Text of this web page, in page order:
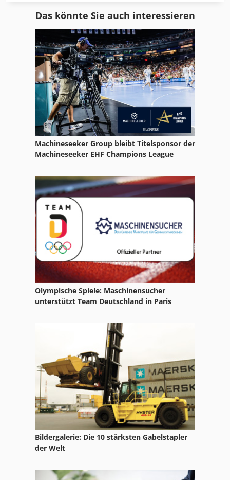
Ka 77
L Z Drehmaschine
Leit Und Zugspindeldrehmaschine
Lz 300
Nc Fräsmaschine
Nzm 11 400
Schlitz Und Zapfenmaschine
Schuhmachermaschine Fraes Und Schleifmaschine
Tur 560
Zftk 250
Zftk 500
Zug Und Leitspindel Drehmaschine
Zugmaschine
Das könnte Sie auch interessieren
Machineseeker Group bleibt Titelsponsor der
Machineseeker EHF Champions League
Olympische Spiele: Maschinensucher
unterstützt Team Deutschland in Paris
Bildergalerie: Die 10 stärksten Gabelstapler
der Welt